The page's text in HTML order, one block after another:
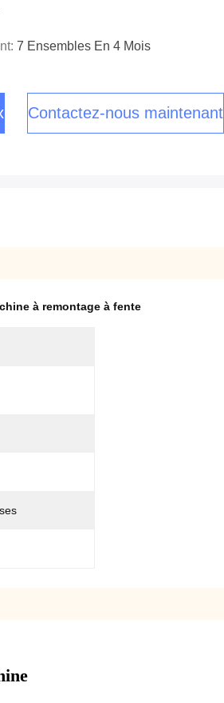
7 Ensembles En 4 Mois
Contactez-nous maintenant
à remontage à fente